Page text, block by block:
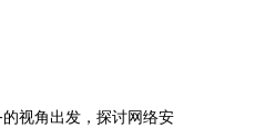
视角出发，探讨网络安